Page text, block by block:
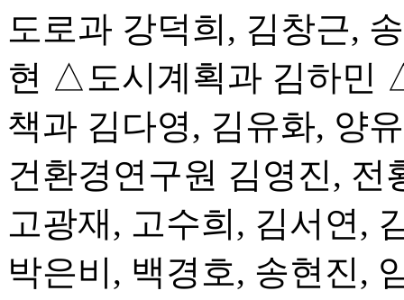
도로과 강덕희, 김창근,
현 △도시계획과 김하민
책과 김다영, 김유화, 양
건환경연구원 김영진,
고광재, 고수희, 김서연,
박은비, 백경호, 송현진,